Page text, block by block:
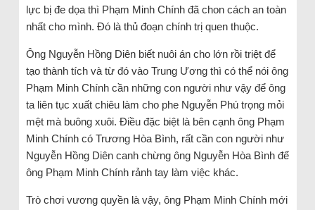
lực bị đe dọa thì Phạm Minh Chính đã chon cách an toàn
nhất cho mình. Đó là thủ đoạn chính trị quen thuộc.
Ông Nguyễn Hồng Diên biết nuôi án cho lớn rồi triệt để
tạo thành tích và từ đó vào Trung Ương thì có thể nói ông
Phạm Minh Chính cần những con người như vậy để ông
ta liên tục xuất chiêu làm cho phe Nguyễn Phú trọng mỏi
mệt mà buông xuôi. Điều đặc biệt là bên cạnh ông Phạm
Minh Chính có Trương Hòa Bình, rất cần con người như
Nguyễn Hồng Diên canh chừng ông Nguyễn Hòa Bình để
ông Phạm Minh Chính rảnh tay làm việc khác.
Trò chơi vương quyền là vậy, ông Phạm Minh Chính mới